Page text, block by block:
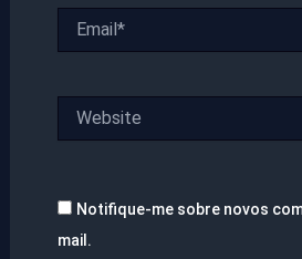
Notifique-me sobre novos
mail.